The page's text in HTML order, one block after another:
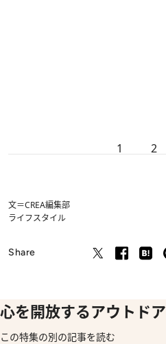
1 2
文＝CREA編集部
ライフスタイル
Share
心を開放するアウトドア
この特集の別の記事を読む